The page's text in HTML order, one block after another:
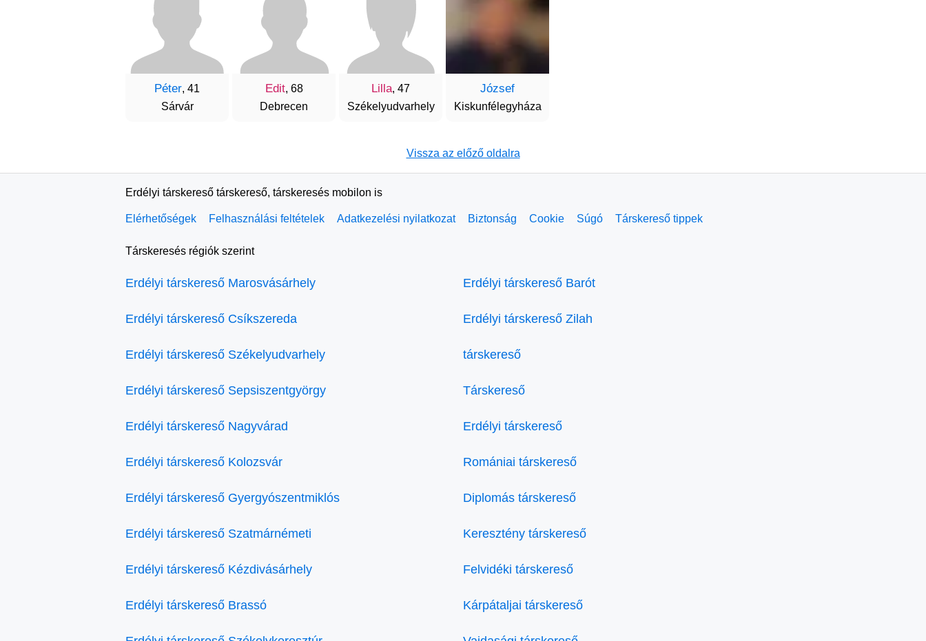
Péter, 41
Sárvár
Edit, 68
Debrecen
Lilla, 47
Székelyudvarhely
József
Kiskunfélegyháza
Vissza az előző oldalra
Erdélyi társkereső társkereső, társkeresés mobilon is
Elérhetőségek Felhasználási feltételek Adatkezelési nyilatkozat Biztonság Cookie Súgó Társkereső tippek
Társkeresés régiók szerint
Erdélyi társkereső Marosvásárhely
Erdélyi társkereső Csíkszereda
Erdélyi társkereső Székelyudvarhely
Erdélyi társkereső Sepsiszentgyörgy
Erdélyi társkereső Nagyvárad
Erdélyi társkereső Kolozsvár
Erdélyi társkereső Gyergyószentmiklós
Erdélyi társkereső Szatmárnémeti
Erdélyi társkereső Kézdivásárhely
Erdélyi társkereső Brassó
Erdélyi társkereső Barót
Erdélyi társkereső Zilah
társkereső
Társkereső
Erdélyi társkereső
Romániai társkereső
Diplomás társkereső
Keresztény társkereső
Felvidéki társkereső
Kárpátaljai társkereső